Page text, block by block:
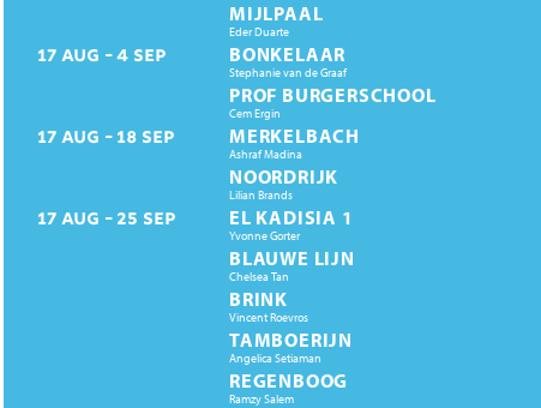
MIJLPAAL
Eder Duarte
17 AUG 4 SEP BONKELAAR
Stephanie van de Graaf
PROF BURGERSCHOOL
Cem Ergin
17 AUG 18 SEP MERKELBACH
Ashraf Madina
NOORDRIJK
Lilian Brands
17 AUG 25 SEP EL KADISIA 1
Yvonne Gorter
BLAUWE LIJN
Chelsea Tan
BRINK
Vincent Roevros
TAMBOERIJN
Angelica Setiaman
REGENBOOG
Ramzy Salem